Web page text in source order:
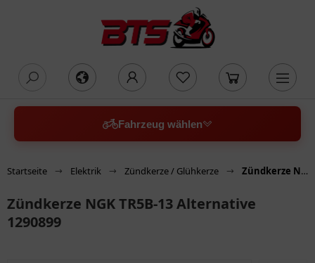
Fahrzeug wählen
Startseite Elektrik Zündkerze / Glühkerze Zündkerze NGK TR5B-13 Alternative 1290899
Zündkerze NGK TR5B-13 Alternative
1290899